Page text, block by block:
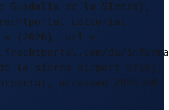
Guadalix de la SIerra},
Editorial
= {2026}, url =
de/
la-sierra-airport-9710},
accessed 2026-08-